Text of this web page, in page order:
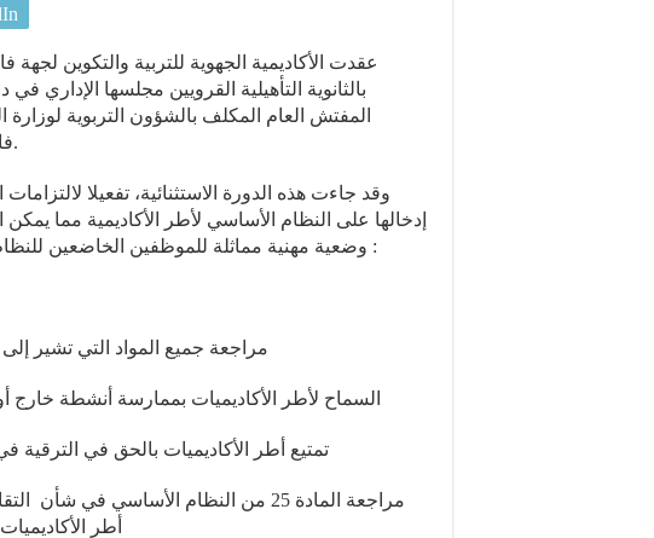
المفتش العام المكلف بالشؤون التربوية لوزارة
فارس، وبحضور كل أعضاء المجلس الإداري.
وقد جاءت هذه الدورة الاستثنائية، تفعيلا
إدخالها على النظام الأساسي لأطر الأكاديمية مما
وضعية مهنية مماثلة للموظفين الخاضعين للنظام الأساسي لموظفي وزارة التربية الوطنية :
مراجعة جميع المواد التي تشير
السماح لأطر الأكاديميات بممارسة أنشطة
تمتيع أطر الأكاديميات بالحق في الترقية
مراجعة المادة 25 من النظام الأساسي
أطر